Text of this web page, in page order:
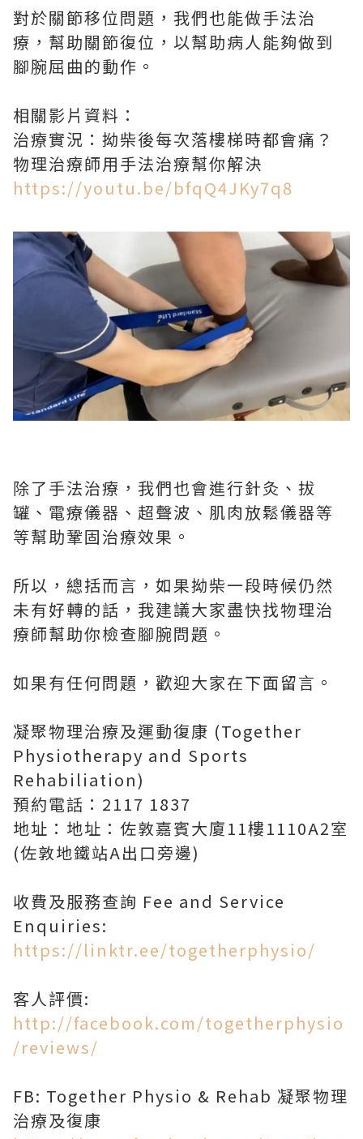
對於關節移位問題，我們也能做手法治
療，幫助關節復位，以幫助病人能夠做到
腳腕屈曲的動作。
相關影片資料：
治療實況：拗柴後每次落樓梯時都會痛？
物理治療師用手法治療幫你解決
https://youtu.be/bfqQ4JKy7q8
除了手法治療，我們也會進行針灸、拔
罐、電療儀器、超聲波、肌肉放鬆儀器等
等幫助鞏固治療效果。
所以，總括而言，如果拗柴一段時候仍然
未有好轉的話，我建議大家盡快找物理治
療師幫助你檢查腳腕問題。
如果有任何問題，歡迎大家在下面留言。
凝聚物理治療及運動復康 (Together
Physiotherapy and Sports
Rehabiliation)
預約電話：2117 1837
地址：地址：佐敦嘉賓大廈11樓1110A2室
(佐敦地鐵站A出口旁邊)
收費及服務查詢 Fee and Service
Enquiries:
https://linktr.ee/togetherphysio/
客人評價:
http://facebook.com/togetherphysio
/reviews/
FB: Together Physio & Rehab 凝聚物理
治療及復康